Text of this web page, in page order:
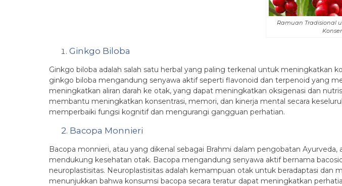
Ramuan Tradisional
Ginkgo Biloba
Ginkgo biloba adalah salah satu herbal yang paling terkenal untuk meningkatkan
ginkgo biloba mengandung senyawa aktif seperti flavonoid dan terpenoid yang
meningkatkan aliran darah ke otak, yang dapat meningkatkan oksigenasi dan
membantu meningkatkan konsentrasi, memori, dan kinerja mental secara
memperbaiki fungsi kognitif dan mengurangi gangguan perhatian.
2. Bacopa Monnieri
Bacopa monnieri, atau yang dikenal sebagai Brahmi dalam pengobatan
mendukung kesehatan otak. Bacopa mengandung senyawa aktif bernama
neuroplastisitas. Neuroplastisitas adalah kemampuan otak untuk beradaptasi
menunjukkan bahwa konsumsi bacopa secara teratur dapat meningkatkan